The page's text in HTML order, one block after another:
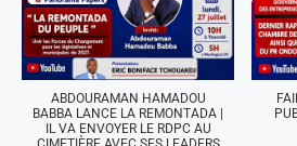
ABDOURAMAN HAMADOU
BABBA LANCE LA REMONTADA |
IL VA ENVOYER LE RDPC AU